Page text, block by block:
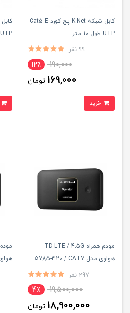
کابل شبکه K-Net پچ کورد Cat5 E
UTP طول 10 متر
99 نفر
190,000 12٪
169,000 تومان
UTP طول 10 متر
مودم همراه TD-LTE / 4.5G
هواوی مدل E5785-320 / CAT7
با سیم کارت TD-LTE و اینترنت
297 نفر
19,500,000 4٪
18,900,000 تومان